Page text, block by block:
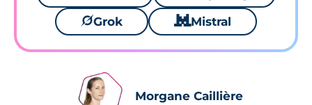
🪐Grok 🐱 Mistral
Morgane Caillière